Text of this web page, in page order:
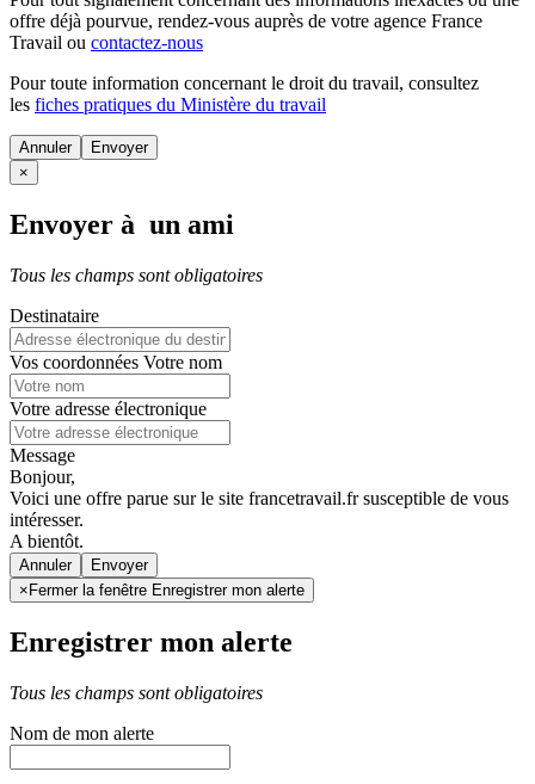
offre déjà pourvue, rendez-vous auprès de votre agence France
Travail ou contactez-nous
Pour toute information concernant le droit du travail, consultez
les fiches pratiques du Ministère du travail
Annuler
×
Envoyer à un ami
Tous les champs sont obligatoires
Destinataire
Vos coordonnées Votre nom
Votre adresse électronique
Message
Bonjour,
Voici une offre parue sur le site francetravail.fr susceptible de vous
intéresser.
A bientôt.
Annuler
× Fermer la fenêtre Enregistrer mon alerte
Enregistrer mon alerte
Tous les champs sont obligatoires
Nom de mon alerte